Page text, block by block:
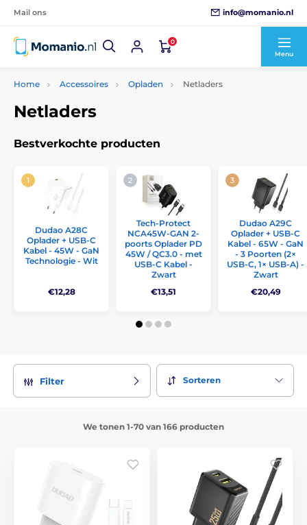
Mail ons info@momanio.nl
0
Menu
Home Accessoires Opladen Netladers
Netladers
Bestverkochte producten
Dudao A28C
Oplader + USB-C
Kabel - 45W - GaN
Technologie - Wit
€12,28
Tech-Protect
NCA45W-GAN 2-
poorts Oplader PD
45W / QC3.0 - met
USB-C Kabel -
Zwart
€13,51
Dudao A29C
Oplader + USB-C
Kabel - 65W - GaN
- 3 Poorten (2×
USB-C, 1× USB-A) -
Zwart
€20,49
Filter Sorteren
We tonen 1-70 van 166 producten